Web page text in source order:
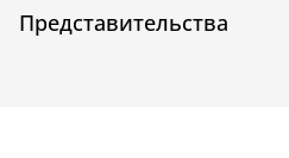
Представительства